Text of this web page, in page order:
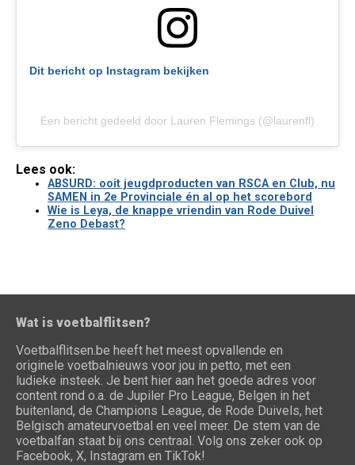
Dit bericht op Instagram bekijken
Een bericht gedeeld door Lauren Flemings (@laurenfl)
Lees ook:
ABSURD: ooit jeugdproducten van RSCA en Club, nu
SAMEN in 2e Provinciale én al op het scorebord
Wie is Leya, de knappe vriendin van Rode Duivel
Zeno Debast?
Wat is voetbalflitsen?
Voetbalflitsen.be heeft het meest opvallende en
originele voetbalnieuws voor jou in petto, met een
ludieke insteek. Je bent hier aan het goede adres voor
content rond o.a. de Jupiler Pro League, Belgen in het
buitenland, de Champions League, de Rode Duivels, het
Belgisch amateurvoetbal en veel meer. De stem van de
voetbalfan staat bij ons centraal. Volg ons zeker ook op
Facebook, X, Instagram en TikTok!